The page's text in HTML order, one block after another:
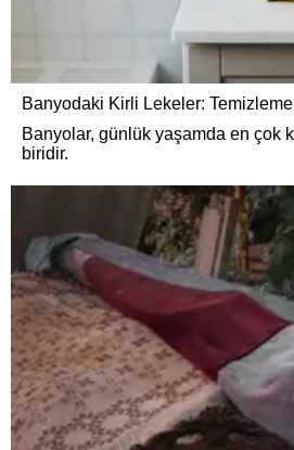
Banyodaki Kirli Lekeler: Temizleme
Banyolar, günlük yaşamda en çok
biridir.